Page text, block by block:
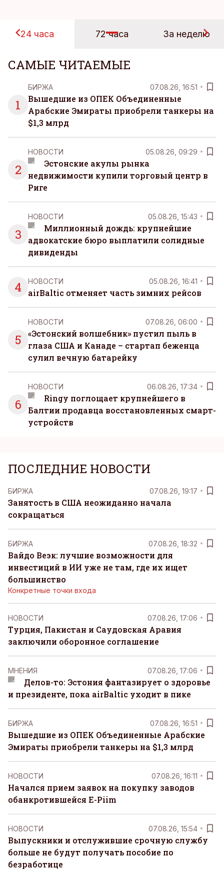
24 часа 72 часа За неделю
САМЫЕ ЧИТАЕМЫЕ
1
БИРЖА 07.08.26, 16:51
Вышедшие из ОПЕК Объединенные
Арабские Эмираты приобрели танкеры на
$1,3 млрд
2
НОВОСТИ 05.08.26, 09:29
Эстонские акулы рынка
недвижимости купили торговый центр в
Риге
3
НОВОСТИ 05.08.26, 15:43
Миллионный дождь: крупнейшие
адвокатские бюро выплатили солидные
дивиденды
4 НОВОСТИ 05.08.26, 16:41
airBaltic отменяет часть зимних рейсов
5
НОВОСТИ 07.08.26, 06:00
«Эстонский волшебник» пустил пыль в
глаза США и Канаде – стартап беженца
сулил вечную батарейку
6
НОВОСТИ 06.08.26, 17:34
Ringy поглощает крупнейшего в
Балтии продавца восстановленных смарт-
устройств
ПОСЛЕДНИЕ НОВОСТИ
БИРЖА 07.08.26, 19:17
Занятость в США неожиданно начала
сокращаться
БИРЖА 07.08.26, 18:32
Вайдо Веэк: лучшие возможности для
инвестиций в ИИ уже не там, где их ищет
большинство
Конкретные точки входа
НОВОСТИ 07.08.26, 17:06
Турция, Пакистан и Саудовская Аравия
заключили оборонное соглашение
MНЕНИЯ 07.08.26, 17:06
Делов-то: Эстония фантазирует о здоровье
и президенте, пока airBaltic уходит в пике
БИРЖА 07.08.26, 16:51
Вышедшие из ОПЕК Объединенные Арабские
Эмираты приобрели танкеры на $1,3 млрд
НОВОСТИ 07.08.26, 16:11
Начался прием заявок на покупку заводов
обанкротившейся E-Piim
НОВОСТИ 07.08.26, 15:54
Выпускники и отслужившие срочную службу
больше не будут получать пособие по
безработице